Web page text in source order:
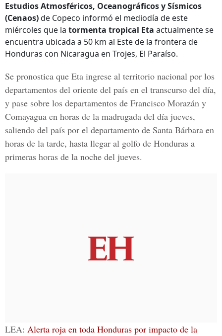
Estudios Atmosféricos, Oceanográficos y Sísmicos
(Cenaos)de Copeco informó el mediodía de este
miércoles que la tormenta tropical Eta actualmente se
encuentra ubicada a 50 km al Este de la frontera de
Honduras con Nicaragua en Trojes, El Paraíso.
Se pronostica que Eta ingrese al territorio nacional por los
departamentos del oriente del país en el transcurso del día,
y pase sobre los departamentos de Francisco Morazán y
Comayagua en horas de la madrugada del día jueves,
saliendo del país por el departamento de Santa Bárbara en
horas de la tarde, hasta llegar al golfo de Honduras a
primeras horas de la noche del jueves.
LEA: Alerta roja en toda Honduras por impacto de la